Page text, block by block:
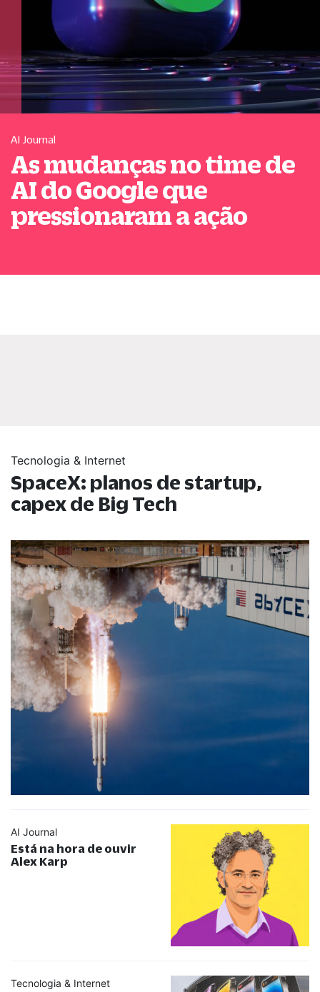
AI Journal
As mudanças no time de
AI do Google que
pressionaram a ação
Tecnologia & Internet
SpaceX: planos de startup,
capex de Big Tech
AI Journal
Está na hora de ouvir
Alex Karp
Tecnologia & Internet